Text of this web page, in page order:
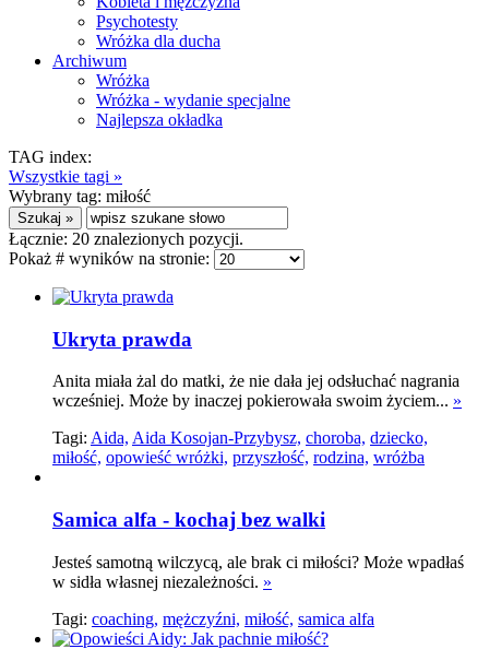
Psychotesty
Wróżka dla ducha
Archiwum
Wróżka
Wróżka - wydanie specjalne
Najlepsza okładka
TAG index:
Wszystkie tagi »
Wybrany tag: miłość
Łącznie: 20 znalezionych pozycji.
Pokaż # wyników na stronie:
Ukryta prawda
Anita miała żal do matki, że nie dała jej odsłuchać nagrania
wcześniej. Może by inaczej pokierowała swoim życiem... »
Tagi: Aida, Aida Kosojan-Przybysz, choroba, dziecko,
miłość, opowieść wróżki, przyszłość, rodzina, wróżba
Samica alfa - kochaj bez walki
Jesteś samotną wilczycą, ale brak ci miłości? Może wpadłaś
w sidła własnej niezależności. »
Tagi: coaching, mężczyźni, miłość, samica alfa